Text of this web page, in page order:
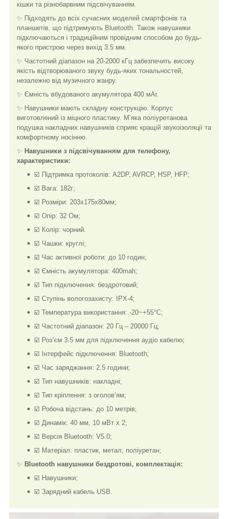
кішки та різнобарвним підсвічуванням.
✨ Підходять до всіх сучасних моделей смартфонів та
планшетів, що підтримують Bluetooth. Також навушники
підключаються і традиційним провідним способом до будь-
якого пристрою через вихід 3.5 мм.
✨ Частотний діапазон на 20-2000 кГц забезпечить високу
якість відтворюваного звуку будь-яких тональностей,
незалежно від музичного жанру.
✨ Ємність вбудованого акумулятора 400 мАг.
✨ Навушники мають складну конструкцію. Корпус
виготовлений із міцного пластику. М’яка поліуретанова
подушка накладних навушників сприяє кращій звукоізоляції та
комфортному носінню.
✨ Навушники з підсвічуванням для телефону,
характеристики:
☑️ Підтримка протоколів: A2DP, AVRCP, HSP, HFP;
☑️ Вага: 182г;
☑️ Розміри: 203х175х80мм;
☑️ Опір: 32 Ом;
☑️ Колір: чорний.
☑️ Чашки: круглі;
☑️ Час активної роботи: до 10 годин;
☑️ Ємність акумулятора: 400mah;
☑️ Тип підключення: бездротовий;
☑️ Ступінь вологозахисту: IPX-4;
☑️ Температура використання: -20~+55°С;
☑️ Частотний діапазон: 20 Гц – 20000 Гц;
☑️ Роз’єм 3.5 мм для підключення аудіо кабелю;
☑️ Інтерфейс підключення: Bluetooth;
☑️ Час заряджання: 2.5 години;
☑️ Тип навушників: накладні;
☑️ Тип кріплення: з оголов’ям;
☑️ Робоча відстань: до 10 метрів;
☑️ Динамік: 40 мм, 10 мВт х 2;
☑️ Версія Bluetooth: V5.0;
☑️ Матеріал: пластик, метал; поліуретан;
✨ Bluetooth навушники бездротові, комплектація:
☑️ Навушники;
☑️ Зарядний кабель USB.